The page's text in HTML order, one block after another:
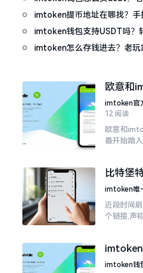
imtoken提币地址在哪找？手
imtoken钱包支持USDT吗？
imtoken怎么存钱进去？老玩
欧意和
吗？搞
imtoken官
12 阅读
欧意和
最开始踏
推移才逐
比特堡
话，我
imtoken唯
近段时间
个链接,声
磅”、“首
手机电
imtoken钱